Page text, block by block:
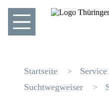
Startseite
Suchtwegweiser